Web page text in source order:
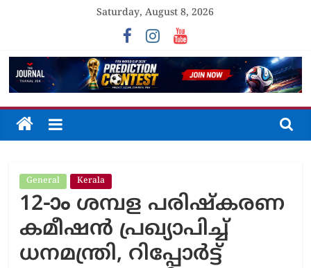
Saturday, August 8, 2026
The
Unfolding
The
General Kerala
12-ാം ശമ്പള പരിഷ്കരണ
കമീഷൻ പ്രഖ്യാപിച്ച്
ധനമന്ത്രി, റിപ്പോർട്ട്